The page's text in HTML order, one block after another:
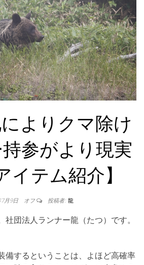
よりクマ除け
参がより現実
イテム紹介】
7月9日 オフ 投稿者: 龍
社団法人ランナー龍（たつ）です。
備するということは、よほど高確率